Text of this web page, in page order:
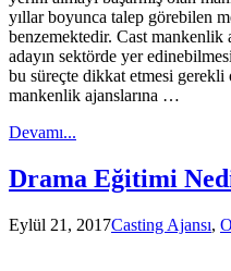
yıllar boyunca talep görebilen
benzemektedir. Cast mankenlik
adayın sektörde yer
bu süreçte dikkat etmesi gerekli
mankenlik ajanslarına …
Devamı...
Drama Eğitimi
Eylül 21, 2017Casting Ajansı,